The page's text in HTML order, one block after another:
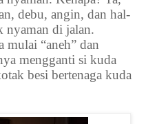
debu, angin, dan hal-
nyaman di jalan.
“aneh” dan
mengganti si kuda
besi bertenaga kuda